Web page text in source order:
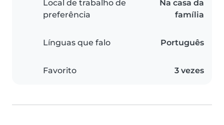
Local de trabalho de
preferência
Na casa da
família
Línguas que falo Português
Favorito 3 vezes